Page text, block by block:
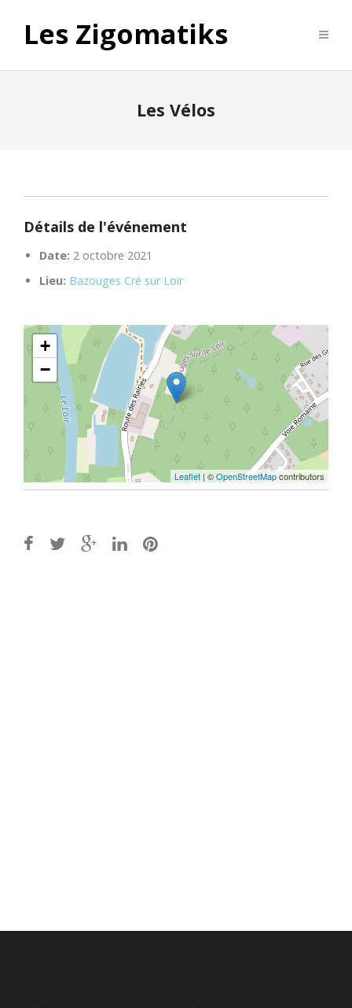
Les Zigomatiks
Les Vélos
Détails de l'événement
Date: 2 octobre 2021
Lieu: Bazouges Cré sur Loir
+
−
Leaflet | ©OpenStreetMapcontributors